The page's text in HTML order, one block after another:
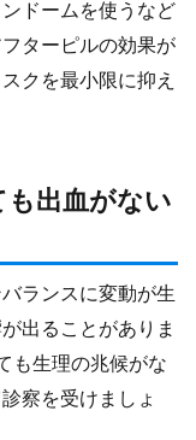
ドームを使うなど
ターピルの効果が
クを最小限に抑え
も出血がない
ランスに変動が生
出ることがありま
も生理の兆候がな
察を受けましょ